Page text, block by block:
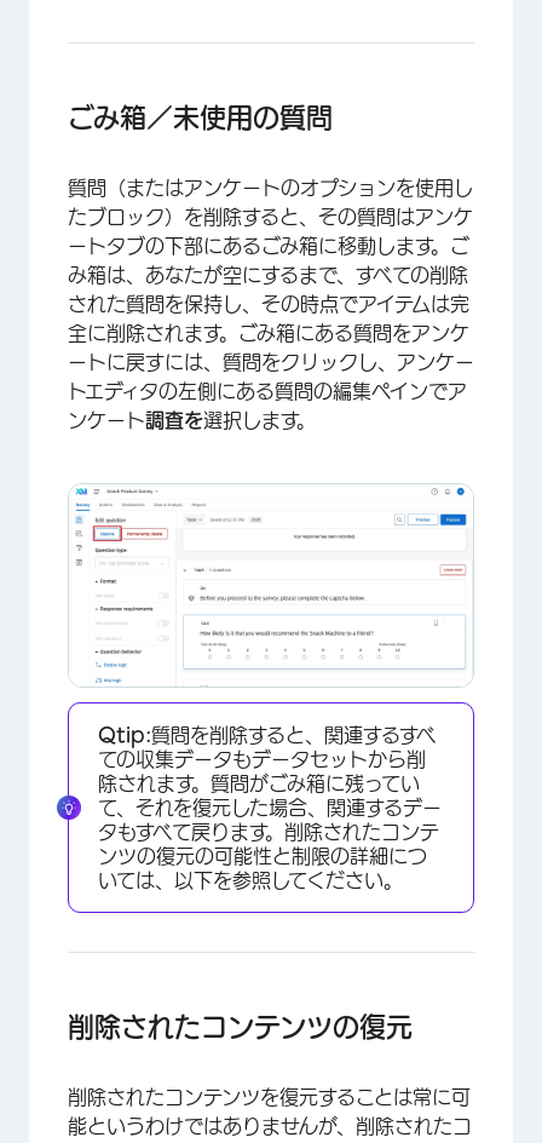
ごみ箱／未使用の質問
質問（またはアンケートのオプションを使用し
たブロック）を削除すると、その質問はアンケ
ートタブの下部にあるごみ箱に移動します。ご
み箱は、あなたが空にするまで、すべての削除
された質問を保持し、その時点でアイテムは完
全に削除されます。ごみ箱にある質問をアンケ
ートに戻すには、質問をクリックし、アンケー
トエディタの左側にある質問の編集ペインでア
ンケート調査を選択します。
×
Qtip:質問を削除すると、関連するすべ
ての収集データもデータセットから削
除されます。質問がごみ箱に残ってい
て、それを復元した場合、関連するデー
タもすべて戻ります。削除されたコンテ
ンツの復元の可能性と制限の詳細につ
いては、以下を参照してください。
削除されたコンテンツの復元
削除されたコンテンツを復元することは常に可
能というわけではありませんが、削除されたコ